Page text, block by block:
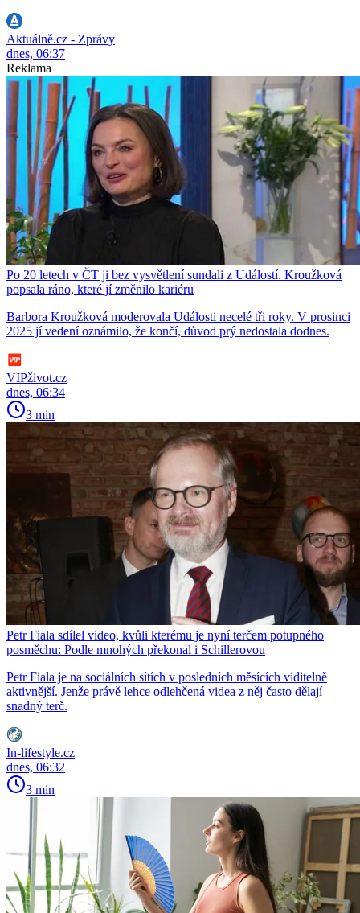
Aktuálně.cz - Zprávy
dnes, 06:37
Reklama
Po 20 letech v ČT ji bez vysvětlení sundali z Událostí. Kroužková
popsala ráno, které jí změnilo kariéru
Barbora Kroužková moderovala Události necelé tři roky. V prosinci
2025 jí vedení oznámilo, že končí, důvod prý nedostala dodnes.
VIPživot.cz
dnes, 06:34
3 min
Petr Fiala sdílel video, kvůli kterému je nyní terčem potupného
posměchu: Podle mnohých překonal i Schillerovou
Petr Fiala je na sociálních sítích v posledních měsících viditelně
aktivnější. Jenže právě lehce odlehčená videa z něj často dělají
snadný terč.
In-lifestyle.cz
dnes, 06:32
3 min